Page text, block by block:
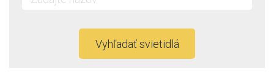
Vyhľadať svietidlá